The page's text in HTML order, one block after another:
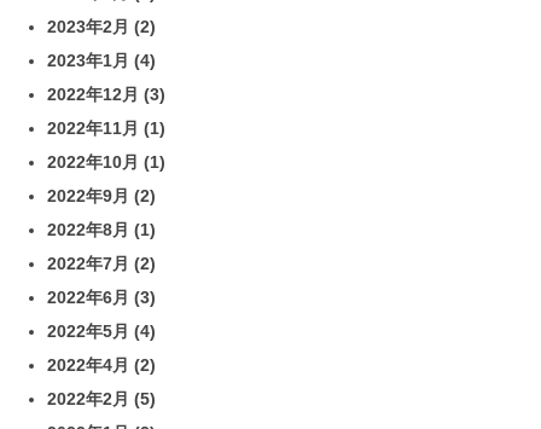
2023年2月 (2)
2023年1月 (4)
2022年12月 (3)
2022年11月 (1)
2022年10月 (1)
2022年9月 (2)
2022年8月 (1)
2022年7月 (2)
2022年6月 (3)
2022年5月 (4)
2022年4月 (2)
2022年2月 (5)